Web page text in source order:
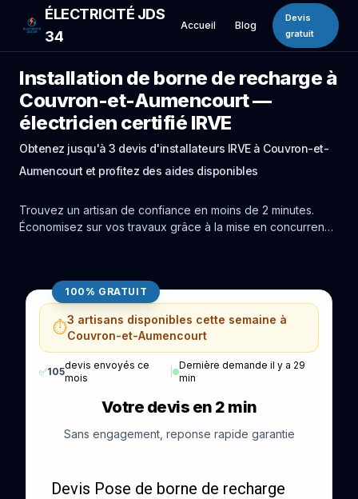
ÉLECTRICITÉ JDS
34
Accueil Blog
Devis
gratuit
Installation de borne de recharge à
Couvron-et-Aumencourt —
électricien certifié IRVE
Obtenez jusqu'à 3 devis d'installateurs IRVE à Couvron-et-
Aumencourt et profitez des aides disponibles
Trouvez un artisan de confiance en moins de 2 minutes.
Économisez sur vos travaux grâce à la mise en concurrence
100% GRATUIT
⏱️3 artisans disponibles cette semaine à
Couvron-et-Aumencourt
✅105
devis envoyés ce
mois
|
Dernière demande il y a 29
min
Votre devis en 2 min
Sans engagement, reponse rapide garantie
Devis Pose de borne de recharge